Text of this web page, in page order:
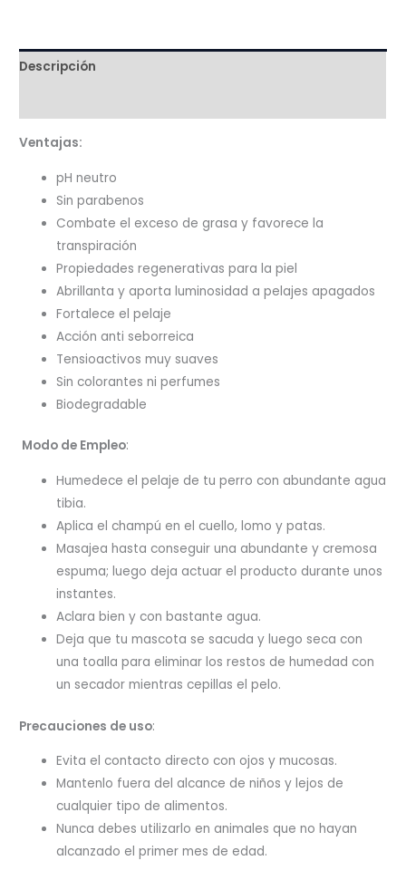
Descripción
Ventajas:
pH neutro
Sin parabenos
Combate el exceso de grasa y favorece la
transpiración
Propiedades regenerativas para la piel
Abrillanta y aporta luminosidad a pelajes apagados
Fortalece el pelaje
Acción anti seborreica
Tensioactivos muy suaves
Sin colorantes ni perfumes
Biodegradable
Modo de Empleo:
Humedece el pelaje de tu perro con abundante agua
tibia.
Aplica el champú en el cuello, lomo y patas.
Masajea hasta conseguir una abundante y cremosa
espuma; luego deja actuar el producto durante unos
instantes.
Aclara bien y con bastante agua.
Deja que tu mascota se sacuda y luego seca con
una toalla para eliminar los restos de humedad con
un secador mientras cepillas el pelo.
Precauciones de uso:
Evita el contacto directo con ojos y mucosas.
Mantenlo fuera del alcance de niños y lejos de
cualquier tipo de alimentos.
Nunca debes utilizarlo en animales que no hayan
alcanzado el primer mes de edad.